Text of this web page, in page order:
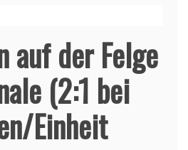
auf der Felge
(2:1 bei
Einheit